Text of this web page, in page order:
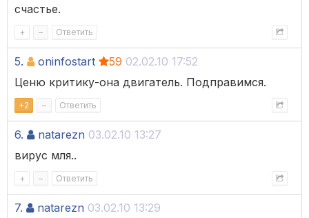
счастье.
+ – Ответить
5. oninfostart 59 02.02.10 17:52
Ценю критику-она двигатель. Подправимся.
+2 – Ответить
6. natarezn 03.02.10 13:27
вирус мля..
+ – Ответить
7. natarezn 03.02.10 13:29